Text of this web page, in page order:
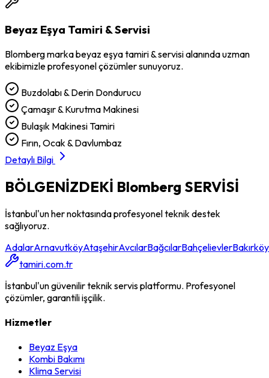
Beyaz Eşya Tamiri & Servisi
Blombergmarkabeyaz eşya tamiri & servisialanında uzman
ekibimizle profesyonel çözümler sunuyoruz.
Buzdolabı & Derin Dondurucu
Çamaşır & Kurutma Makinesi
Bulaşık Makinesi Tamiri
Fırın, Ocak & Davlumbaz
Detaylı Bilgi
BÖLGENİZDEKİ Blomberg SERVİSİ
İstanbul'un her noktasında profesyonel teknik destek
sağlıyoruz.
AdalarArnavutköyAtaşehirAvcılarBağcılarBahçelievlerBakırköy
tamiri.com.tr
İstanbul'un güvenilir teknik servis platformu. Profesyonel
çözümler, garantili işçilik.
Hizmetler
Beyaz Eşya
Kombi Bakımı
Klima Servisi